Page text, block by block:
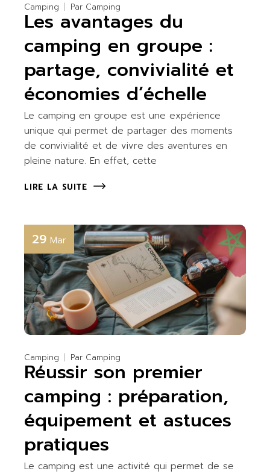
Camping Par Camping
Les avantages du
camping en groupe :
partage, convivialité et
économies d’échelle
Le camping en groupe est une expérience
unique qui permet de partager des moments
de convivialité et de vivre des aventures en
pleine nature. En effet, cette
LIRE LA SUITE
29 Mar
Camping Par Camping
Réussir son premier
camping : préparation,
équipement et astuces
pratiques
Le camping est une activité qui permet de se